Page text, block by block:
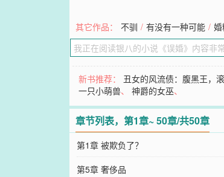
其它作品： 不驯 / 有没有一种可能 /
新书推荐： 丑女的风流债：腹黑王，滚
一只小萌兽、神爵的女巫、
章节列表，第1章~ 50章/共50章
第1章 被欺负了？
第5章 奢侈品